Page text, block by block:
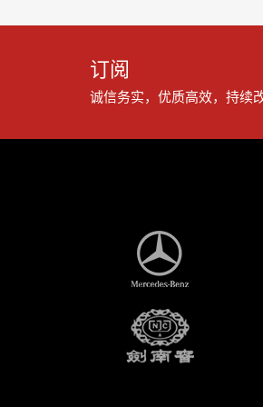
订阅
诚信务实，优质高效，持续